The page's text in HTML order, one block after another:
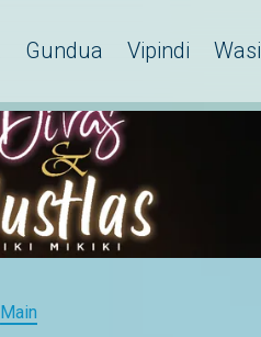
Gundua Vipindi
Main